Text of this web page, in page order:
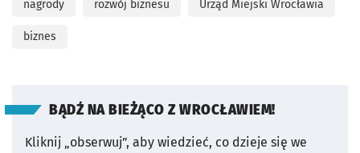
nagrody rozwój biznesu Urząd Miejski Wrocławia
biznes
BĄDŹ NA BIEŻĄCO Z WROCŁAWIEM!
Kliknij „obserwuj”, aby wiedzieć, co dzieje się we